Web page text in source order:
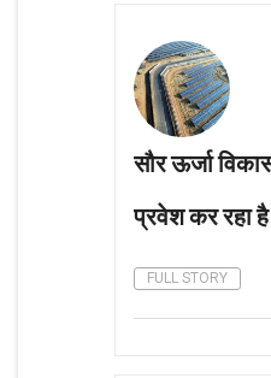
सौर ऊर्जा
प्रवेश कर रहा
FULL STORY